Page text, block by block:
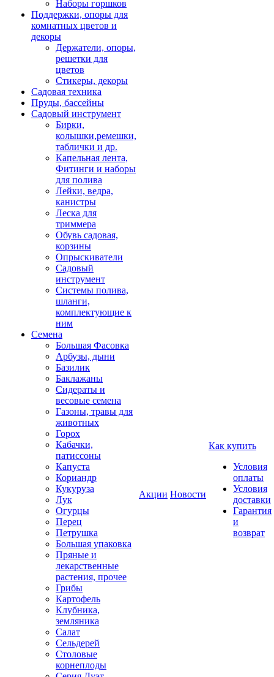
Наборы горшков
Поддержки, опоры для
комнатных цветов и
декоры
Держатели, опоры,
решетки для
цветов
Стикеры, декоры
Садовая техника
Пруды, бассейны
Садовый инструмент
Бирки,
колышки,ремешки,
таблички и др.
Капельная лента,
Фитинги и наборы
для полива
Лейки, ведра,
канистры
Леска для
триммера
Обувь садовая,
корзины
Опрыскиватели
Садовый
инструмент
Системы полива,
шланги,
комплектующие к
ним
Семена
Большая Фасовка
Арбузы, дыни
Базилик
Баклажаны
Сидераты и
весовые семена
Газоны, травы для
животных
Горох
Кабачки,
патиссоны
Капуста
Кориандр
Кукуруза
Лук
Огурцы
Перец
Петрушка
Большая упаковка
Пряные и
лекарственные
растения, прочее
Грибы
Картофель
Клубника,
земляника
Салат
Сельдерей
Столовые
корнеплоды
Акции Новости
Как купить
Условия
оплаты
Условия
доставки
Гарантия
и
возврат